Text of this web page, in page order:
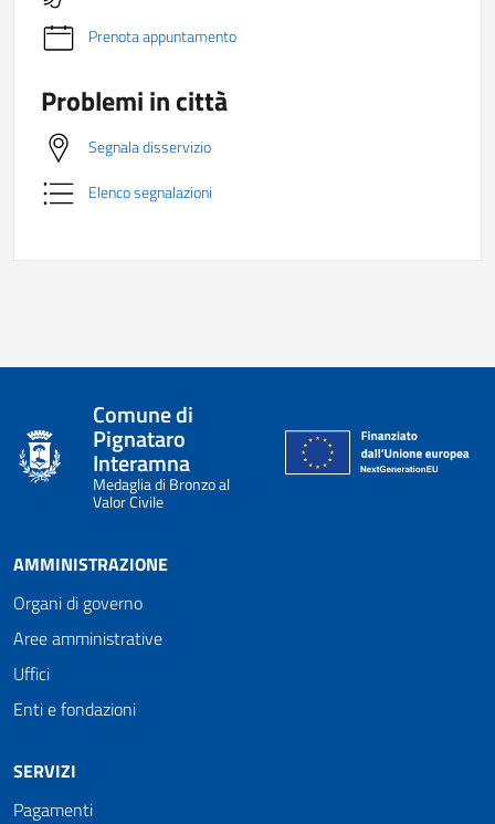
Prenota appuntamento
Problemi in città
Segnala disservizio
Elenco segnalazioni
Comune di
Pignataro
Interamna
Medaglia di Bronzo al
Valor Civile
AMMINISTRAZIONE
Organi di governo
Aree amministrative
Uffici
Enti e fondazioni
SERVIZI
Pagamenti